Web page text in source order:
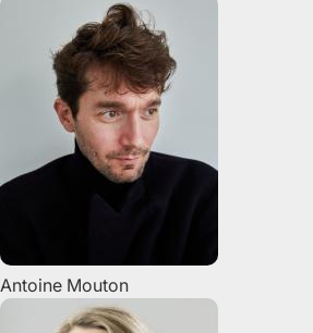
Antoine Mouton